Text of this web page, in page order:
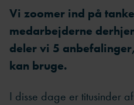
Vi zoomer ind på
medarbejderne
deler vi 5
kan bruge.
I disse dage er titusinder